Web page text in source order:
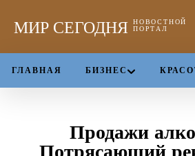
МИР СЕГОДНЯ НОВОСТНОЙ
ПОРТАЛ
ГЛАВНАЯ БИЗНЕС
Продажи
Потрясающий